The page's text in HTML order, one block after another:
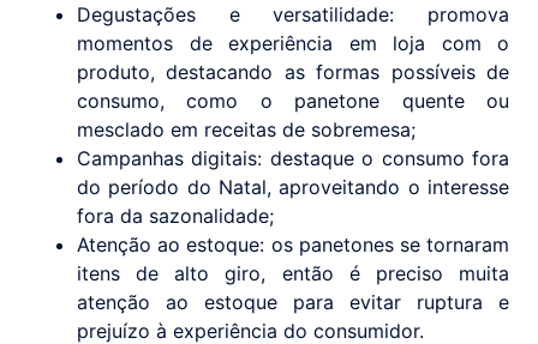
Degustações e versatilidade: promova
momentos de experiência em loja com o
produto, destacando as formas possíveis de
consumo, como o panetone quente ou
mesclado em receitas de sobremesa;
Campanhas digitais: destaque o consumo fora
do período do Natal, aproveitando o interesse
fora da sazonalidade;
Atenção ao estoque: os panetones se tornaram
itens de alto giro, então é preciso muita
atenção ao estoque para evitar ruptura e
prejuízo à experiência do consumidor.